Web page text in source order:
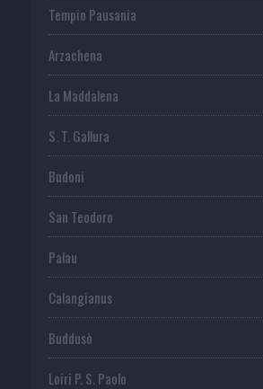
Tempio Pausania
Arzachena
La Maddalena
S. T. Gallura
Budoni
San Teodoro
Palau
Calangianus
Buddusò
Loiri P. S. Paolo